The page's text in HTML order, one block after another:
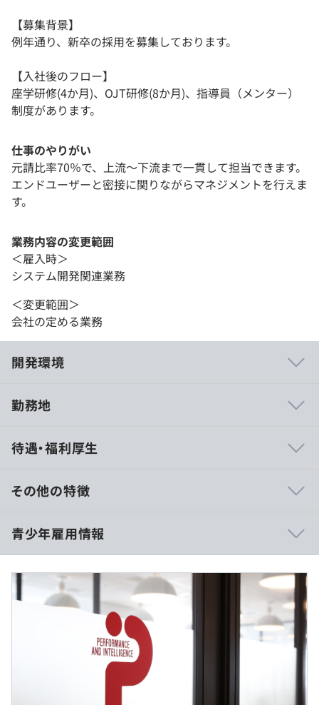
【募集背景】
例年通り、新卒の採用を募集しております。
【入社後のフロー】
座学研修(4か月)、OJT研修(8か月)、指導員（メンター）
制度があります。
仕事のやりがい
元請比率70％で、上流～下流まで一貫して担当できます。
エンドユーザーと密接に関りながらマネジメントを行えま
す。
業務内容の変更範囲
＜雇入時＞
システム開発関連業務
＜変更範囲＞
会社の定める業務
開発環境
立された会社であり、その思いは今も一切変わっていませ
上流から下流まで全行程を自社で手掛けていることから、
開発だけでなくコンサルティングも含めた付加価値の高い
顧客への最適解提供のためにプライム・コントラクター
（元請け）にこだわり続けます。
働く環境においても、年間休日125日以上、家族手当・奨
学金手当等、福利厚生の充実に取り組んでいます。
また、在宅勤務を含め、社員が働きやすい環境を整えても
らうために、年間10万円を補助するカフェテリアプラン
携帯電話代・光熱費の負担、必要な参考書購入費、ジムの
会員費など、ライフスタイルに応じた補助を行うので、自
勤務地
待遇・福利厚生
■賃金の決定方法：当社規定により決定
■月給：246,053円～266,662円
■月給内訳
◇高専・専門卒 月額支給額：246,053円
基本給：196,000円 職能手当：1,000円 固定時間外手
当：49,053円（30時間）
◇学部卒 月額支給額：254,172円
基本給：202,500円 職能手当：1,000円 固定時間外手
当：50,672円（30時間）
その他の特徴
青少年雇用情報
過去３年間の新卒採用者数・離職者数
前年度 採用者数9人 離職者数0人
2年度前 採用者数9人 離職者数0人
3年度前 採用者数8人 離職者数0人
過去３年間の新卒採用者数の男女別人数